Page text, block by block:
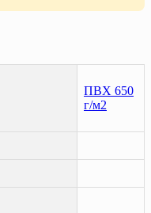
ПВХ 650
г/м2